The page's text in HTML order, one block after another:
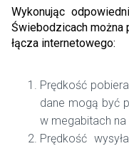
Wykonując
Świebodzicach można
łącza internetowego:
Prędkość
dane mogą być
w megabitach na
Prędkość